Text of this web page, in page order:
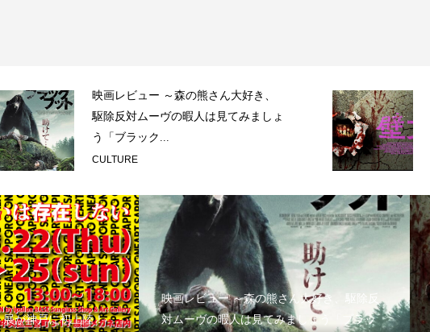
映画レビュー ～森の熊さん大好き、
駆除反対ムーヴの暇人は見てみましょ
う「ブラック...
CULTURE
が神戸に初上陸！
映画レビュー ～森の熊さん大好き、駆除反
対ムーヴの暇人は見てみましょう「ブラッ